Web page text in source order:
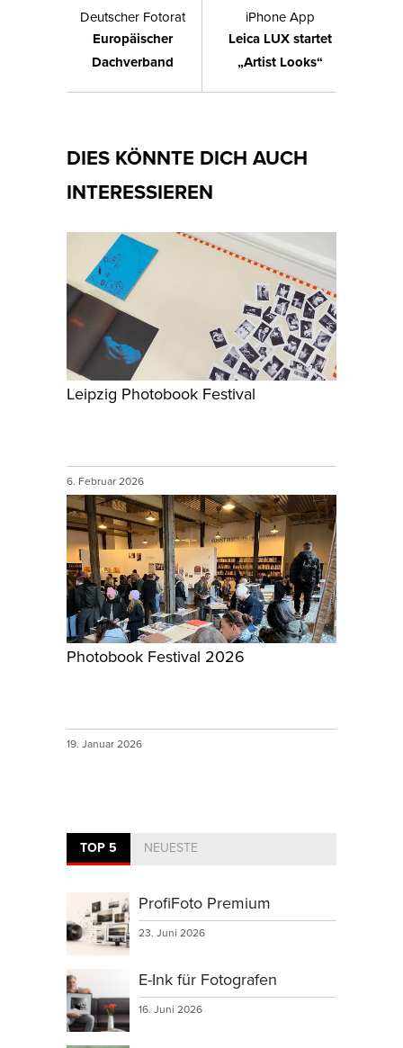
Deutscher Fotorat
Europäischer
Dachverband
iPhone App
Leica LUX startet
„Artist Looks“
DIES KÖNNTE DICH AUCH
INTERESSIEREN
Leipzig Photobook Festival
6. Februar 2026
Photobook Festival 2026
19. Januar 2026
TOP 5 NEUESTE
ProfiFoto Premium
23. Juni 2026
E-Ink für Fotografen
16. Juni 2026